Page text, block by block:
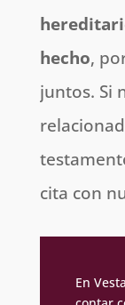
hecho,
juntos. Si
cita con
En